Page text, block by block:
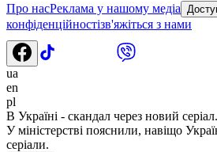
Про насРеклама у нашому медіа
конфіденційностізв'яжіться з нами
ua
en
pl
В Україні - скандал через новий
У міністерстві пояснили, навіщо
серіали.